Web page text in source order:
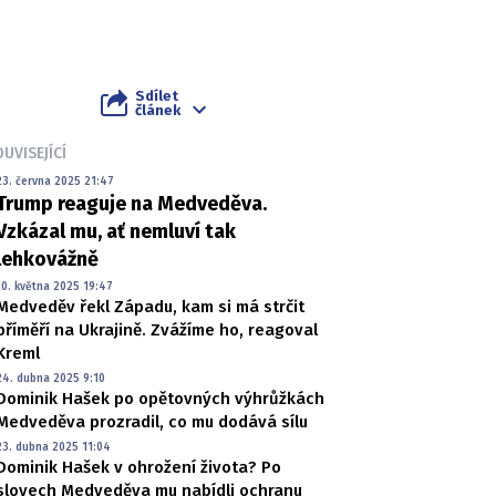
Sdílet
článek
června 2025 21:47
reaguje na Medveděva.
mu, ať nemluví tak
května 2025 19:47
řekl Západu, kam si má strčit
na Ukrajině. Zvážíme ho, reagoval
dubna 2025 9:10
Hašek po opětovných výhrůžkách
prozradil, co mu dodává sílu
dubna 2025 11:04
Hašek v ohrožení života? Po
Medveděva mu nabídli ochranu